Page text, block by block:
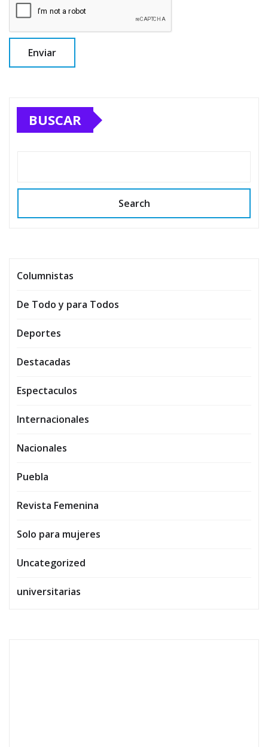
BUSCAR
Search
Columnistas
De Todo y para Todos
Deportes
Destacadas
Espectaculos
Internacionales
Nacionales
Puebla
Revista Femenina
Solo para mujeres
Uncategorized
universitarias